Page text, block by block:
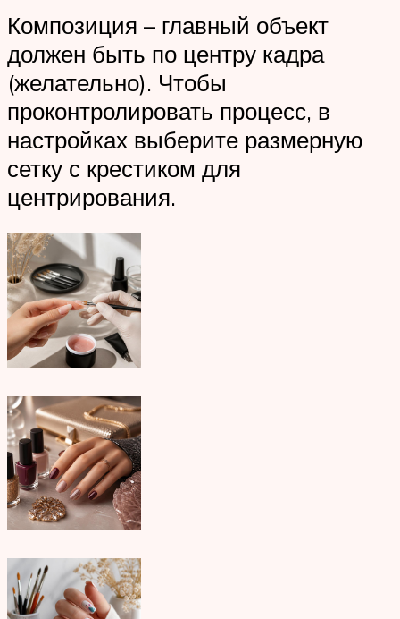
Композиция – главный объект
должен быть по центру кадра
(желательно). Чтобы
проконтролировать процесс, в
настройках выберите размерную
сетку с крестиком для
центрирования.